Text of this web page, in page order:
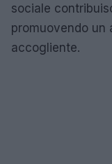
sociale
promuovendo un
accogliente.